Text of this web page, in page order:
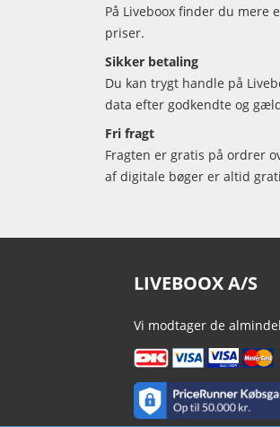
På Liveboox finder du mere
priser.
Sikker betaling
Du kan trygt handle på
data efter godkendte og
Fri fragt
Fragten er gratis på ordrer
af digitale bøger er altid
LIVEBOOX A/S
Vi modtager de